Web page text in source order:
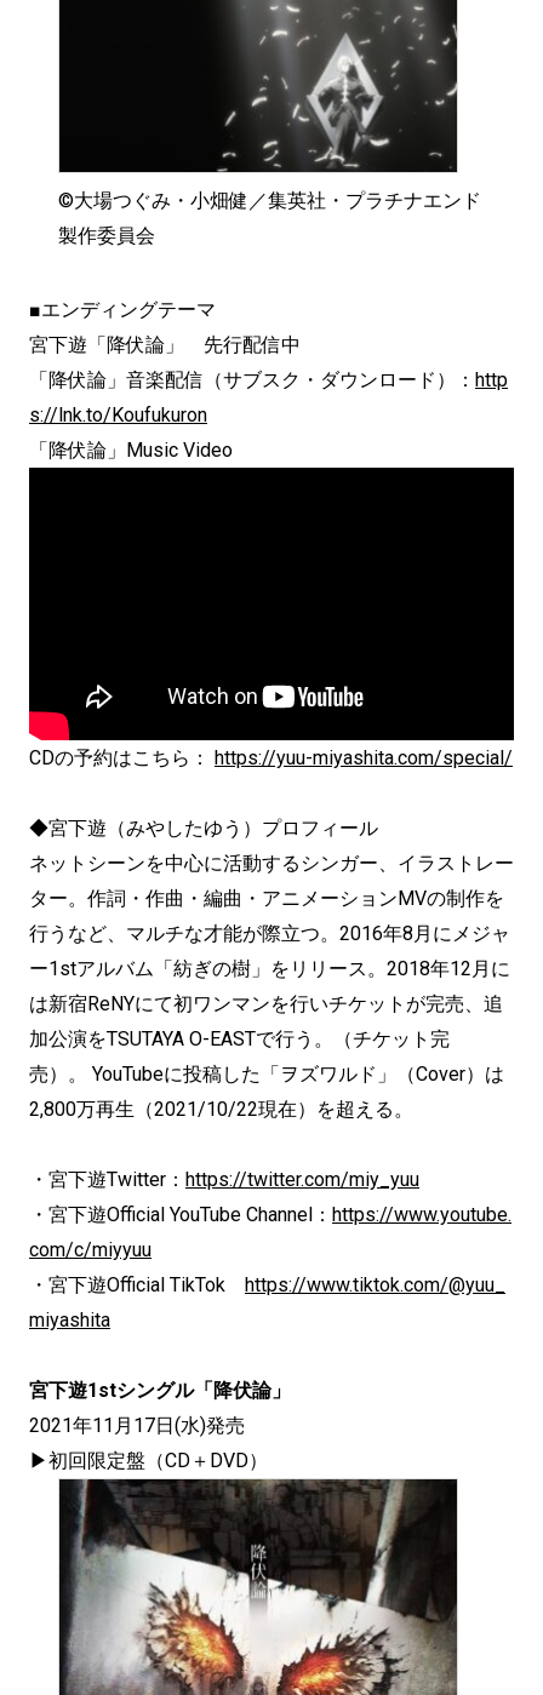
©︎大場つぐみ・小畑健／集英社・プラチナエンド
製作委員会
■エンディングテーマ
宮下遊「降伏論」 先行配信中
「降伏論」音楽配信（サブスク・ダウンロード）： http
s://lnk.to/Koufukuron
「降伏論」Music Video
CDの予約はこちら： https://yuu-miyashita.com/special/
◆宮下遊（みやしたゆう）プロフィール
ネットシーンを中心に活動するシンガー、イラストレー
ター。作詞・作曲・編曲・アニメーションMVの制作を
行うなど、マルチな才能が際立つ。2016年8月にメジャ
ー1stアルバム「紡ぎの樹」をリリース。2018年12月に
は新宿ReNYにて初ワンマンを行いチケットが完売、追
加公演をTSUTAYA O-EASTで行う。（チケット完
売）。 YouTubeに投稿した「ヲズワルド」（Cover）は
2,800万再生（2021/10/22現在）を超える。
・宮下遊Twitter： https://twitter.com/miy_yuu
・宮下遊Official YouTube Channel： https://www.youtube.
com/c/miyyuu
・宮下遊Official TikTok https://www.tiktok.com/@yuu_
miyashita
宮下遊1stシングル「降伏論」
2021年11月17日(水)発売
▶︎初回限定盤（CD＋DVD）